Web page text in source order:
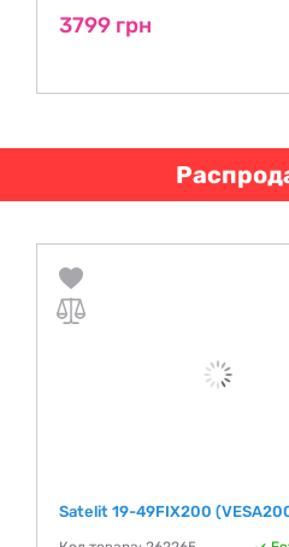
3799 грн
Satelit 19-49FIX200